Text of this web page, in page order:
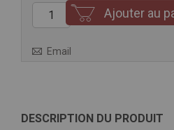
Ajouter au
Email
DESCRIPTION DU PRODUIT